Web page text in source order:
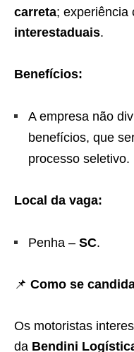
carreta; experiência
interestaduais.
Benefícios:
A empresa não
benefícios, que
processo seletivo.
Local da vaga:
Penha – SC.
📌 Como se
Os motoristas
da Bendini